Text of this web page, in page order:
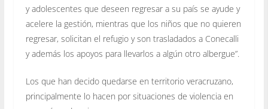
y adolescentes que deseen regresar a su país se ayude y
acelere la gestión, mientras que los niños que no quieren
regresar, solicitan el refugio y son trasladados a Conecalli
y además los apoyos para llevarlos a algún otro albergue”.
Los que han decido quedarse en territorio veracruzano,
principalmente lo hacen por situaciones de violencia en